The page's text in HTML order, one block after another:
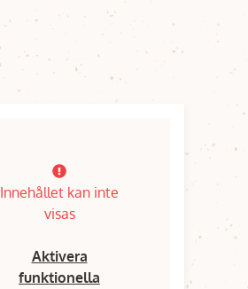
Innehållet kan inte
visas
Aktivera
funktionella